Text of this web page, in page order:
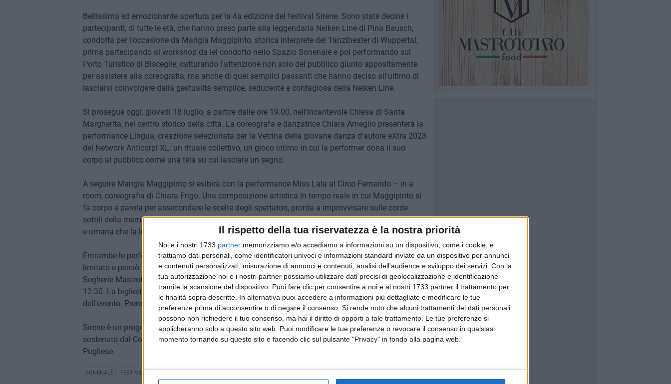
Il rispetto della tua riservatezza è la nostra priorità
Noi e i nostri 1733 partner memorizziamo e/o accediamo a informazioni su un dispositivo, come i cookie, e
trattiamo dati personali, come identificatori univoci e informazioni standard inviate da un dispositivo per annunci
e contenuti personalizzati, misurazione di annunci e contenuti, analisi dell'audience e sviluppo dei servizi. Con la
tua autorizzazione noi e i nostri partner possiamo utilizzare dati precisi di geolocalizzazione e identificazione
tramite la scansione del dispositivo. Puoi fare clic per consentire a noi e ai nostri 1733 partner il trattamento per
le finalità sopra descritte. In alternativa puoi accedere a informazioni più dettagliate e modificare le tue
preferenze prima di acconsentire o di negare il consenso. Si rende noto che alcuni trattamenti dei dati personali
possono non richiedere il tuo consenso, ma hai il diritto di opporti a tale trattamento. Le tue preferenze si
applicheranno solo a questo sito web. Puoi modificare le tue preferenze o revocare il consenso in qualsiasi
momento tornando su questo sito e facendo clic sul pulsante "Privacy" in fondo alla pagina web.
Bellissima ed emozionante apertura per la 4a edizione del festival Sirene. Sono state decine i
partecipanti, di tutte le età, che hanno preso parte alla leggendaria Nelken Line di Pina Bausch,
condotta per l'occasione da Marigia Maggipinto, storica interprete del Tanztheater di Wuppertal,
prima partecipando al workshop da lei condotto nello Spazio Sonenalé e poi performando sul
Porto Turistico di Bisceglie, catturando l'attenzione non solo del pubblico giunto appositamente
per assistere alla coreografia, ma anche di quei semplici passanti che hanno deciso all'ultimo di
lasciarsi coinvolgere dalla gestualità semplice, seducente e contagiosa della Nelken Line.
Si prosegue oggi, giovedì 18 luglio, a partire dalle ore 19.00, nell'incantevole Chiesa di Santa
Margherita, nel centro storico della città. La coreografa e danzatrice Chiara Ameglio presenterà la
performance Lingua, creazione selezionata per la Vetrina della giovane danza d'autore eXtra 2023
del Network Anticorpi XL: un rituale collettivo, un gioco intimo in cui la performer dona il suo
corpo al pubblico come una tela su cui lasciare un segno.
A seguire Marigia Maggipinto si esibirà con la performance Miss Lala al Circo Fernando – in a
room, coreografia di Chiara Frigo. Una composizione artistica in tempo reale in cui Maggipinto si
fa corpo e parola per assecondare le scelte degli spettatori, pronta a improvvisare sulle corde
sottili della memoria, rivivendo a ogni diversa sollecitazione quel bagaglio di esperienza artistica
e umana che la lega alla leggendaria coreografa tedesca Pina Bausch.
Entrambe le performance, della durata di 30 minuti ciascuna, avranno accesso del pubblico
limitato e perciò verranno ripetute due volte, in maniera alternata. Biglietteria presso Vecchie
Segherie Mastrototaro, via Porto 33, Bisceglie, da giovedì 18 a domenica 21, dalle 10:00 alle ore
12:30. La biglietteria sarà aperta anche nel luogo dello spettacolo un'ora prima dell'inizio
dell'evento. Prenotazioni: 392 8653080 (Rossana).
Sirene è un progetto della compagnia Sonenalé, con la direzione artistica di Agostino Riola,
sostenuto dal Comune di Bisceglie e realizzato in stretta collaborazione con il Teatro Pubblico
Pugliese.
SONENALÈ FESTIVAL SIRENE